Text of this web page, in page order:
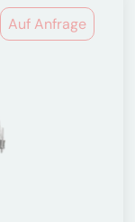
Auf Anfrage